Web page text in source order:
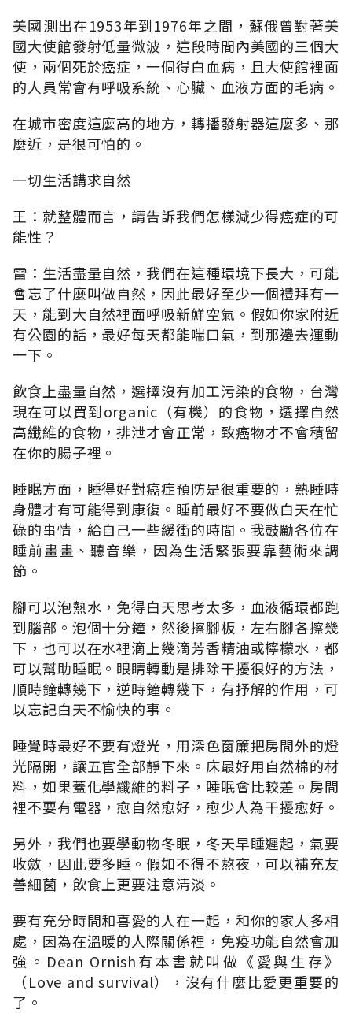
美國測出在1953年到1976年之間，蘇俄曾對著美
國大使館發射低量微波，這段時間內美國的三個大
使，兩個死於癌症，一個得白血病，且大使館裡面
的人員常會有呼吸系統、心臟、血液方面的毛病。
在城市密度這麼高的地方，轉播發射器這麼多、那
麼近，是很可怕的。
一切生活講求自然
王：就整體而言，請告訴我們怎樣減少得癌症的可
能性？
雷：生活盡量自然，我們在這種環境下長大，可能
會忘了什麼叫做自然，因此最好至少一個禮拜有一
天，能到大自然裡面呼吸新鮮空氣。假如你家附近
有公園的話，最好每天都能喘口氣，到那邊去運動
一下。
飲食上盡量自然，選擇沒有加工污染的食物，台灣
現在可以買到organic（有機）的食物，選擇自然
高纖維的食物，排泄才會正常，致癌物才不會積留
在你的腸子裡。
睡眠方面，睡得好對癌症預防是很重要的，熟睡時
身體才有可能得到康復。睡前最好不要做白天在忙
碌的事情，給自己一些緩衝的時間。我鼓勵各位在
睡前畫畫、聽音樂，因為生活緊張要靠藝術來調
節。
腳可以泡熱水，免得白天思考太多，血液循環都跑
到腦部。泡個十分鐘，然後擦腳板，左右腳各擦幾
下，也可以在水裡滴上幾滴芳香精油或檸檬水，都
可以幫助睡眠。眼睛轉動是排除干擾很好的方法，
順時鐘轉幾下，逆時鐘轉幾下，有抒解的作用，可
以忘記白天不愉快的事。
睡覺時最好不要有燈光，用深色窗簾把房間外的燈
光隔開，讓五官全部靜下來。床最好用自然棉的材
料，如果蓋化學纖維的料子，睡眠會比較差。房間
裡不要有電器，愈自然愈好，愈少人為干擾愈好。
另外，我們也要學動物冬眠，冬天早睡遲起，氣要
收斂，因此要多睡。假如不得不熬夜，可以補充友
善細菌，飲食上更要注意清淡。
要有充分時間和喜愛的人在一起，和你的家人多相
處，因為在溫暖的人際關係裡，免疫功能自然會加
強。Dean Ornish有本書就叫做《愛與生存》
（Love and survival），沒有什麼比愛更重要的
了。